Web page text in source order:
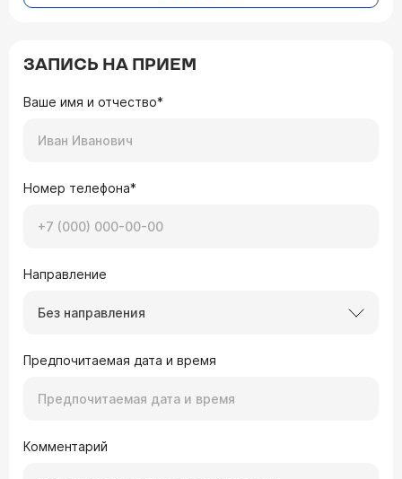
ЗАПИСЬ НА ПРИЕМ
Ваше имя и отчество*
Номер телефона*
Направление
Без направления
Предпочитаемая дата и время
Комментарий